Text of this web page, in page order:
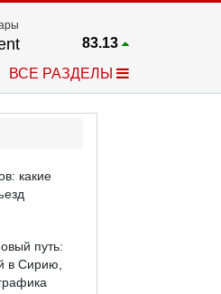
83.13
2.66
ВСЕ РАЗДЕЛЫ
какие
путь:
в Сирию,